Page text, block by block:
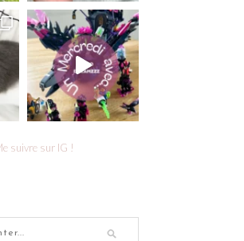
suivre sur IG !